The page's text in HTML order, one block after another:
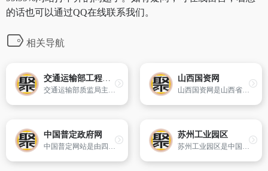
的话也可以通过QQ在线联系我们。
相关导航
交通运输部工程质量监督局
交通运输部质监局主要是拟定公路水运工程质量监督方面的管理规定；指导省级交通质量监督机构开展公路水运工程质量监督工作；组织对重点公路水运建设项目质量检查和竣工验收前的质量鉴定；受理工程质量问题投诉,参与对重大工程质量事故的调查处理；负责组织全国甲、乙级公路水运工程监理单位资质评审；负责公路水
山西国资网
山西国资网是山西省人民政府国有资产监督管理委员会在国际互联网上建立的集信息发布、政务公开、便民服务、网上办事、政务监督于一体的政府门户网站,是省国土资源系统对外发布信息和提供服务的主要窗口,以及宣传国土资源法规政策的重要阵地和推进行政审批改革与扩大政务公开的重要平台,也是全省国土资源系统业
中国普定政府网
中国普定网站是由四川省普定县人民政府主办,县政府办公室承办的政府部门对外信息发布的第一平台和公众了解普定发展的开放平台,以及市民企业办事服务平台和政民互动交流平台,也是全县各级政府机关公用的信息综合平台。
苏州工业园区
苏州工业园区是中国和新加坡两国政府间的重要合作项目,于1994年2月经国务院批准设立,同年5月实施启动,行政区划面积278平方公里,其中,中新合作区80平方公里,下辖四个街道,常住人口约78.1万。